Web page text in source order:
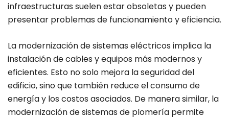
infraestructuras suelen estar obsoletas y pueden
presentar problemas de funcionamiento y eficiencia.
La modernización de sistemas eléctricos implica la
instalación de cables y equipos más modernos y
eficientes. Esto no solo mejora la seguridad del
edificio, sino que también reduce el consumo de
energía y los costos asociados. De manera similar, la
modernización de sistemas de plomería permite